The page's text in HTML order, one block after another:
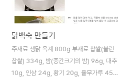
닭백숙 만들기
주재료 생닭 옥계 800g 부재료 찹쌀(불린
찹쌀) 334g, 밤(중간크기의 밤) 96g, 대추
10g, 인삼 24g, 황기 20g, 율무가루 45g,